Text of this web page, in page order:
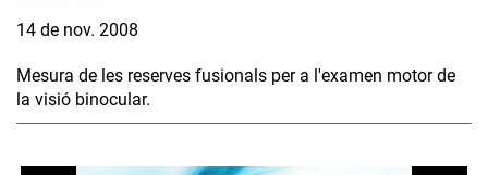
14 de nov. 2008
Mesura de les reserves fusionals per a l'examen motor de
la visió binocular.